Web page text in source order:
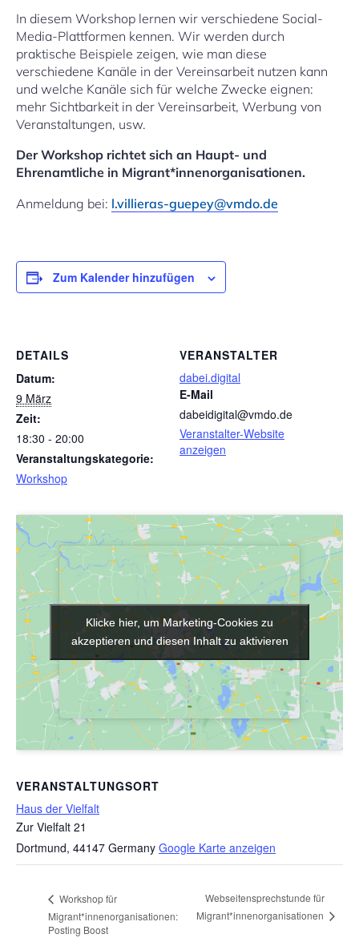
In diesem Workshop lernen wir verschiedene Social-
Media-Plattformen kennen. Wir werden durch
praktische Beispiele zeigen, wie man diese
verschiedene Kanäle in der Vereinsarbeit nutzen kann
und welche Kanäle sich für welche Zwecke eignen:
mehr Sichtbarkeit in der Vereinsarbeit, Werbung von
Veranstaltungen, usw.
Der Workshop richtet sich an Haupt- und
Ehrenamtliche in Migrant*innenorganisationen.
Anmeldung bei: l.villieras-guepey@vmdo.de
Zum Kalender hinzufügen
DETAILS
Datum:
9 März
Zeit:
18:30 - 20:00
Veranstaltungskategorie:
Workshop
VERANSTALTER
dabei.digital
E-Mail
dabeidigital@vmdo.de
Veranstalter-Website
anzeigen
VERANSTALTUNGSORT
Haus der Vielfalt
Zur Vielfalt 21
Dortmund, 44147 Germany Google Karte anzeigen
Klicke hier, um Marketing-Cookies zu
akzeptieren und diesen Inhalt zu aktivieren
Klicke hier, um Marketing-Cookies zu
akzeptieren und diesen Inhalt zu aktivieren
Workshop für
Migrant*innenorganisationen:
Posting Boost
Webseitensprechstunde für
Migrant*innenorganisationen